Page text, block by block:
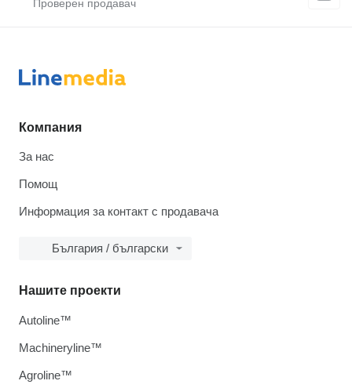
Компания
За нас
Помощ
Информация за контакт с продавача
България / български
Нашите проекти
Autoline™
Machineryline™
Agroline™